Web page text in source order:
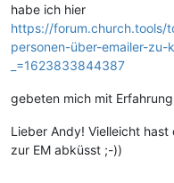
habe ich hier
https://forum.church.tools/
personen-über-emailer-
_=1623833844387
gebeten mich mit
Lieber Andy! Vielleicht
zur EM abküsst ;-))